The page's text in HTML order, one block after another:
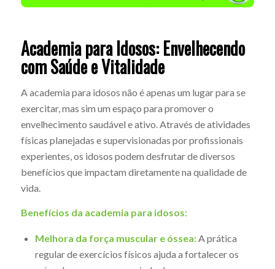
Academia para Idosos: Envelhecendo
com Saúde e Vitalidade
A academia para idosos não é apenas um lugar para se
exercitar, mas sim um espaço para promover o
envelhecimento saudável e ativo. Através de atividades
físicas planejadas e supervisionadas por profissionais
experientes, os idosos podem desfrutar de diversos
benefícios que impactam diretamente na qualidade de
vida.
Benefícios da academia para idosos:
Melhora da força muscular e óssea:A prática
regular de exercícios físicos ajuda a fortalecer os